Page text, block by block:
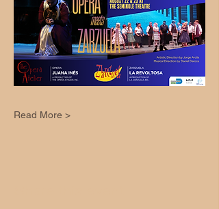
Read More >